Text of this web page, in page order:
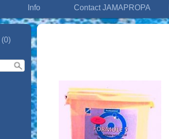
Info Contact JAMAPROPA